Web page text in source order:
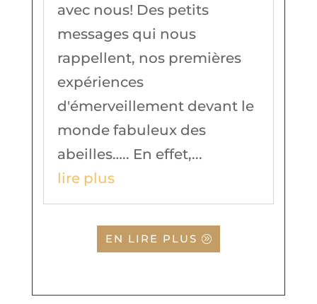
avec nous! Des petits
messages qui nous
rappellent, nos premières
expériences
d'émerveillement devant le
monde fabuleux des
abeilles….. En effet,...
lire plus
EN LIRE PLUS